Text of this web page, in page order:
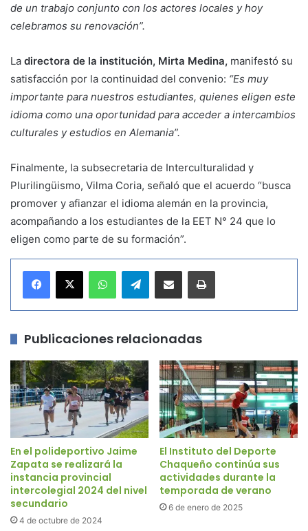
de un trabajo conjunto con los actores locales y hoy
celebramos su renovación”.
La directora de la institución, Mirta Medina, manifestó su
satisfacción por la continuidad del convenio: “Es muy
importante para nuestros estudiantes, quienes eligen este
idioma como una oportunidad para acceder a intercambios
culturales y estudios en Alemania”.
Finalmente, la subsecretaria de Interculturalidad y
Plurilingüismo, Vilma Coria, señaló que el acuerdo “busca
promover y afianzar el idioma alemán en la provincia,
acompañando a los estudiantes de la EET N° 24 que lo
eligen como parte de su formación”.
Telegram
Publicaciones relacionadas
En el polideportivo Jaime
Zapata se realizará la
instancia provincial
intercolegial 2024 del nivel
secundario
4 de octubre de 2024
El Instituto del Deporte
Chaqueño continúa sus
actividades durante la
temporada de verano
6 de enero de 2025